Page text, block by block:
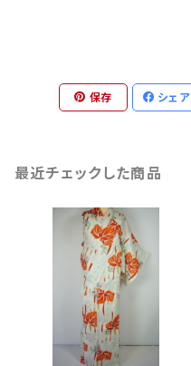
保存 シェア
最近チェックした商品